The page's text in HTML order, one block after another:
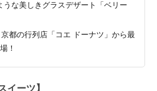
な美しきグラスデザート「ベリー
都の行列店「コエ ドーナツ」から最
！
イーツ】